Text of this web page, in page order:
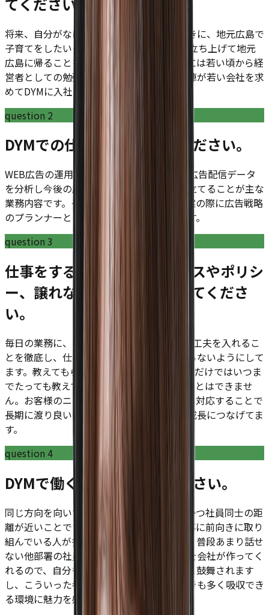
将来、自分がなにを実現したいか考えたときに、地元広島で
子育てをしたい＋30歳までに会社の支社を立ち上げて地元
広島に帰ることを夢見てました。そのためには若い頃から経
営者としての勉強が必須と感じたため経営陣が若い会社を求
めてDYMに入社しました。
question 2
DYMでの仕事内容を教えてください。
WEB広告の運用担当として既存のお客様の広告配信データ
を分析し今後の広告戦略のプランニングを立てることが主な
業務内容です。そちらに付随して新規の提案の際に広告戦略
のプランナーとして同行することも多いです。
question 3
仕事をするうえでの、スタンスやポリシ
ー、譲れないポイントを教えてくださ
い。
毎日の業務に、なにかしらのプラスα、ひと工夫を入れるこ
とを徹底し、仕事をこなすだけの考えにならないようにして
ます。教えてもらったことを同じようにやるだけではいつま
でたっても教えてくれた上の方を追い越すことはできませ
ん。お客様のニーズを明確にし誠意をもって対応することで
長期に渡り良い関係を構築しながら自分の成長につなげてま
す。
question 4
DYMで働く魅力を教えてください。
同じ方向を向いている社員が集まっているかつ社員同士の距
離が近いことです。自分の成長に貪欲で仕事に前向きに取り
組んでいる人が多い中で社内イベントが多く普段あまり話せ
ない他部署の社員などとも交流できる機会を会社が作ってく
れるので、自分も負けないように頑張ろうと鼓舞されます
し、こういった考えもあるんだといった驚きも多く吸収でき
る環境に魅力を感じています。